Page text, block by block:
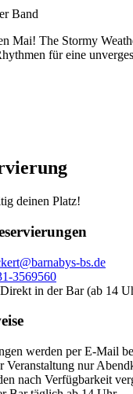
Band
Mai! The Stormy
für eine
deinen Platz!
bs.de
3569560
Direkt in der Bar (ab 14
werden per E-Mail
Veranstaltung nur
nach Verfügbarkeit